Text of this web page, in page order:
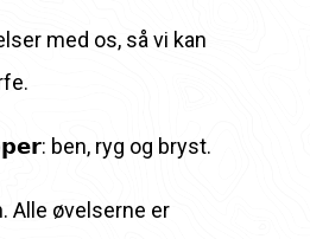
med os, så vi kan
ben, ryg og bryst.
Alle øvelserne er